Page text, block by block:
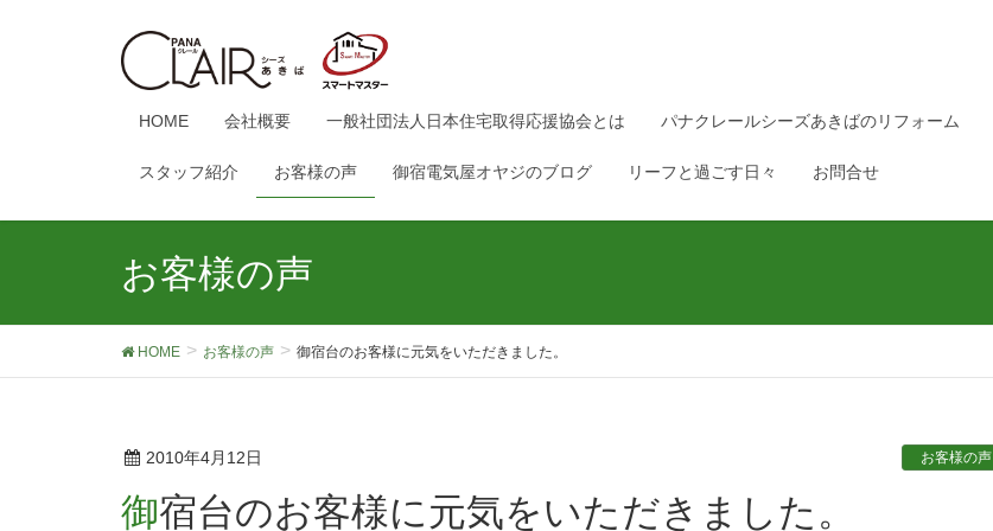
HOME 会社概要 一般社団法人日本住宅取得応援協会とは パナクレールシーズあきばのリフォーム
スタッフ紹介 お客様の声 御宿電気屋オヤジのブログ リーフと過ごす日々 お問合せ
お客様の声
HOME お客様の声 御宿台のお客様に元気をいただきました。
2010年4月12日 お客様の声
御宿台のお客様に元気をいただきました。